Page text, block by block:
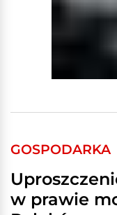
GOSPODARKA
w prawie